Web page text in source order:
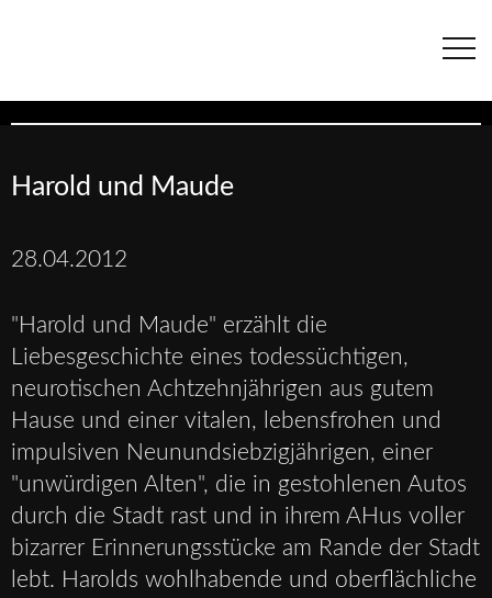
Harold und Maude
28.04.2012
"Harold und Maude" erzählt die
Liebesgeschichte eines todessüchtigen,
neurotischen Achtzehnjährigen aus gutem
Hause und einer vitalen, lebensfrohen und
impulsiven Neunundsiebzigjährigen, einer
"unwürdigen Alten", die in gestohlenen Autos
durch die Stadt rast und in ihrem AHus voller
bizarrer Erinnerungsstücke am Rande der Stadt
lebt. Harolds wohlhabende und oberflächliche